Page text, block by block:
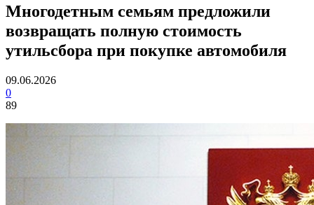
Многодетным семьям предложили
возвращать полную стоимость
утильсбора при покупке автомобиля
09.06.2026
0
89